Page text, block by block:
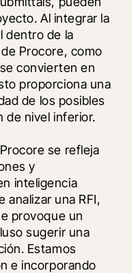
Al integrar la
dentro de la
Procore, como
convierten en
proporciona una
de los posibles
de nivel inferior.
se refleja
y
inteligencia
analizar una RFI,
provoque un
sugerir una
Estamos
e incorporando